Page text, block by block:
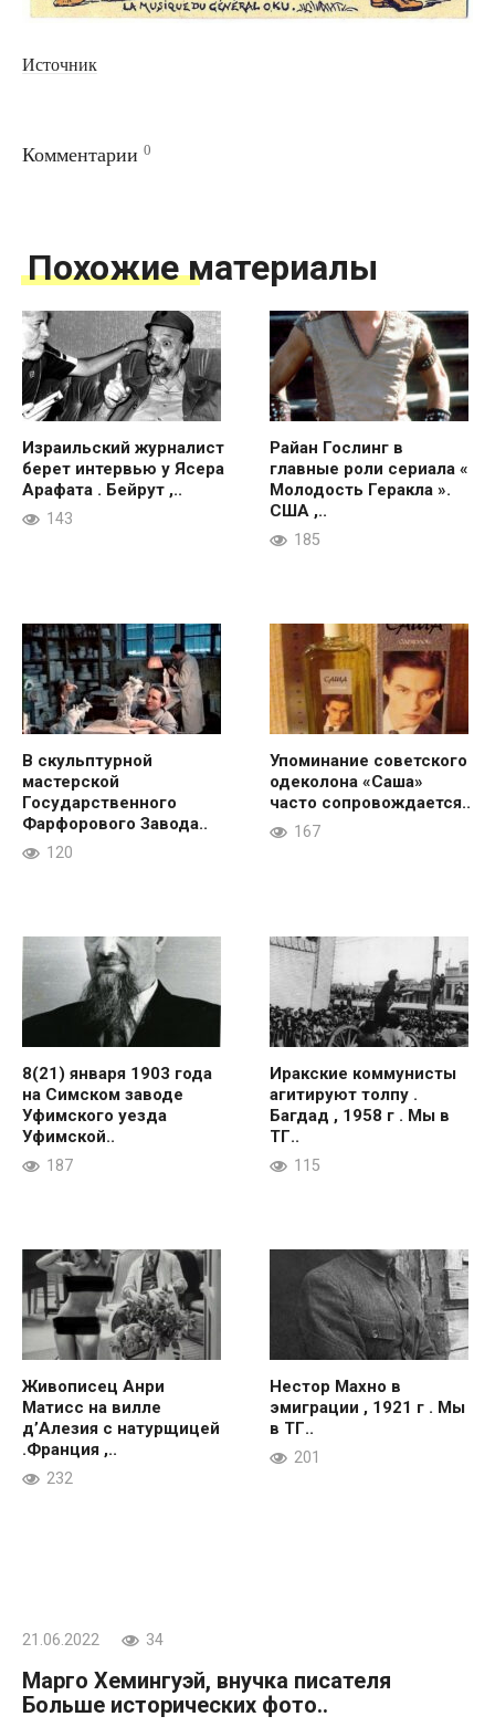
Источник
Комментарии 0
Похожие материалы
Израильский журналист
берет интервью у Ясера
Арафата . Бейрут ,..
143
Райан Гослинг в
главные роли сериала «
Молодость Геракла ».
США ,..
185
В скульптурной
мастерской
Государственного
Фарфорового Завода..
120
Упоминание советского
одеколона «Саша»
часто сопровождается..
167
8(21) января 1903 года
на Симском заводе
Уфимского уезда
Уфимской..
187
Иракские коммунисты
агитируют толпу .
Багдад , 1958 г . Мы в
ТГ..
115
Живописец Анри
Матисс на вилле
д’Алезия с натурщицей
.Франция ,..
232
Нестор Махно в
эмиграции , 1921 г . Мы
в ТГ..
201
21.06.2022 34
Марго Хемингуэй, внучка писателя
Больше исторических фото..